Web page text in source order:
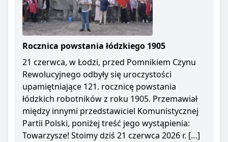
Rocznica powstania łódzkiego 1905
21 czerwca, w Łodzi, przed Pomnikiem Czynu
Rewolucyjnego odbyły się uroczystości
upamiętniające 121. rocznicę powstania
łódzkich robotników z roku 1905. Przemawiał
między innymi przedstawiciel Komunistycznej
Partii Polski, poniżej treść jego wystąpienia:
Towarzysze! Stoimy dziś 21 czerwca 2026 r. […]